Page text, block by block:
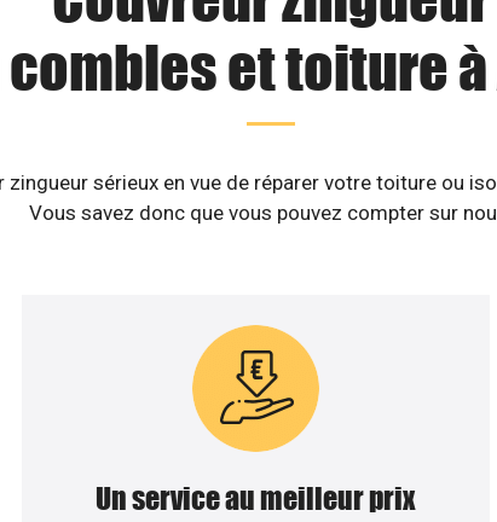
et toiture à
zingueur sérieux en vue de réparer votre toiture ou
Vous savez donc que vous pouvez compter sur
Un service au meilleur prix